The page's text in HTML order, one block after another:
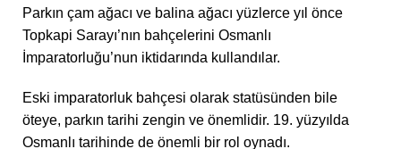
Parkın çam ağacı ve balina ağacı yüzlerce yıl önce
Topkapi Sarayı’nın bahçelerini Osmanlı
İmparatorluğu’nun iktidarında kullandılar.
Eski imparatorluk bahçesi olarak statüsünden bile
öteye, parkın tarihi zengin ve önemlidir. 19. yüzyılda
Osmanlı tarihinde de önemli bir rol oynadı.